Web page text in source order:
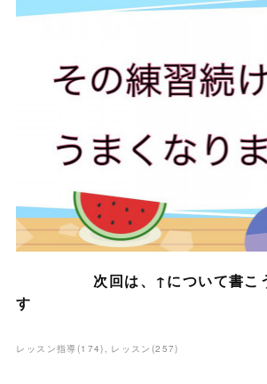
次回は、↑について書こう
す
レッスン指導 (174) レッスン (257)